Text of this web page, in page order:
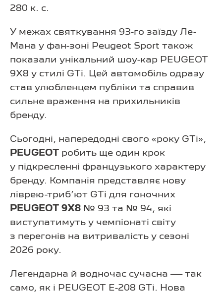
280 к. с.
У межах святкування 93-го заїзду Ле-
Мана у фан-зоні Peugeot Sport також
показали унікальний шоу-кар PEUGEOT
9X8 у стилі GTi. Цей автомобіль одразу
став улюбленцем публіки та справив
сильне враження на прихильників
бренду.
Сьогодні, напередодні свого «року GTi»,
PEUGEOT робить ще один крок
у підкресленні французького характеру
бренду. Компанія представляє нову
ліврею-триб’ют GTi для гоночних
PEUGEOT 9X8 № 93 та № 94, які
виступатимуть у чемпіонаті світу
з перегонів на витривалість у сезоні
2026 року.
Легендарна й водночас сучасна — так
само, як і PEUGEOT E-208 GTi. Нова